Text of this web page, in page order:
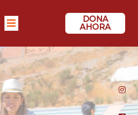
DONA
AHORA